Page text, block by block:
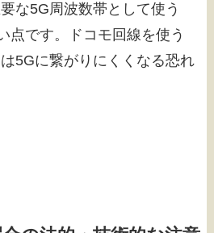
な5G周波数帯として使う
点です。ドコモ回線を使う
5Gに繋がりにくくなる恐れ